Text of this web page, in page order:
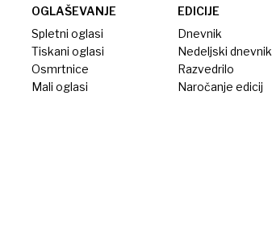
OGLAŠEVANJE
Spletni oglasi
Tiskani oglasi
Osmrtnice
Mali oglasi
EDICIJE
Dnevnik
Nedeljski dnevnik
Razvedrilo
Naročanje edicij